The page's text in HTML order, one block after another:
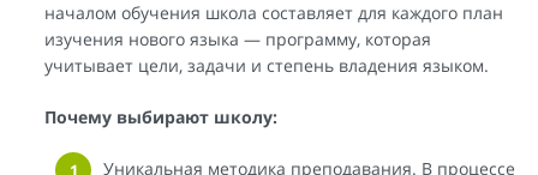
началом обучения школа составляет для каждого план
изучения нового языка — программу, которая
учитывает цели, задачи и степень владения языком.
Почему выбирают школу:
Уникальная методика преподавания. В процессе